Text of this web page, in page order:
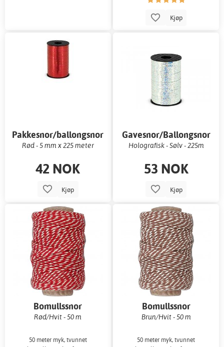
Kjøp
Pakkesnor/ballongsnor
Rød - 5 mm x 225 meter
42 NOK
Kjøp
Gavesnor/Ballongsnor
Holografisk - Sølv - 225m
53 NOK
Kjøp
Bomullssnor
Rød/Hvit - 50 m
50 meter myk, tvunnet
Bomullssnor
Brun/Hvit - 50 m
50 meter myk, tvunnet